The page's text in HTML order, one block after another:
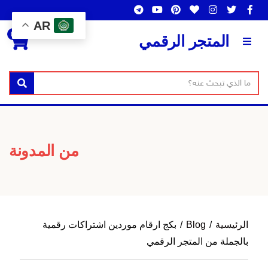
المتجر الرقمي
س
ص
بحث
0
من المدونة
الرئيسية /
Blog
/ بكج ارقام موردين اشتراكات رقمية
بالجملة من المتجر الرقمي
AR